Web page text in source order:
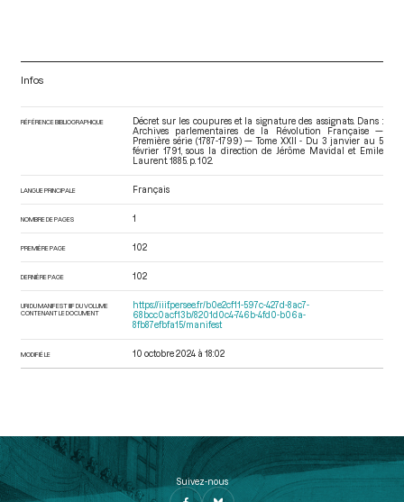
Infos
RÉFÉRENCE BIBLIOGRAPHIQUE
Décret sur les coupures et la signature des assignats. Dans :
Archives parlementaires de la Révolution Française —
Première série (1787-1799) — Tome XXII - Du 3 janvier au 5
février 1791
, sous la direction de Jérôme Mavidal et Emile
Laurent. 1885. p. 102.
LANGUE PRINCIPALE Français
NOMBRE DE PAGES 1
PREMIÈRE PAGE 102
DERNIÈRE PAGE 102
URI DU MANIFEST IIIF DU VOLUME
CONTENANT LE DOCUMENT
https://iiif.persee.fr/b0e2cf11-597c-427d-8ac7-
68bcc0acf13b/8201d0c4-746b-4fd0-b06a-
8fb87efbfa15/manifest
MODIFIÉ LE 10 octobre 2024 à 18:02
Suivez-nous